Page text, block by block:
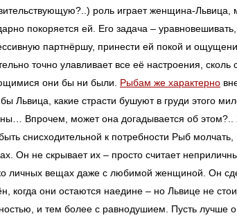
роль играет женщина-
покоряется ей. Его задача –
партнёршу, принести ей покой и
точно улавливает все её настроения, сколь
они бы ни были. Рыбам же характерно
Львица, какие страсти бушуют в груди этого
Впрочем, может она догадывается об этом?..
снисходительной к потребности Рыб
Он не скрывает их – просто считает
личных вещах даже с любимой женщиной. Он
когда они остаются наедине – но Львице не
и тем более с равнодушием. Пусть лучше